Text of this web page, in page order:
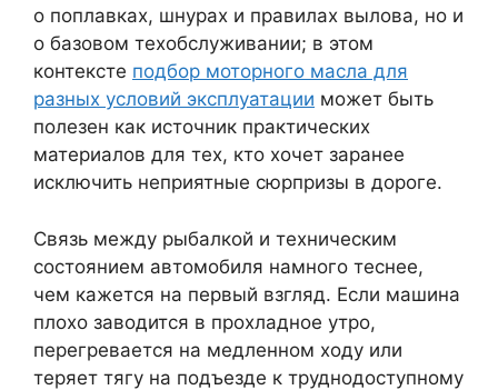
о поплавках, шнурах и правилах вылова, но и
о базовом техобслуживании; в этом
контексте подбор моторного масла для
разных условий эксплуатации может быть
полезен как источник практических
материалов для тех, кто хочет заранее
исключить неприятные сюрпризы в дороге.
Связь между рыбалкой и техническим
состоянием автомобиля намного теснее,
чем кажется на первый взгляд. Если машина
плохо заводится в прохладное утро,
перегревается на медленном ходу или
теряет тягу на подъезде к труднодоступному